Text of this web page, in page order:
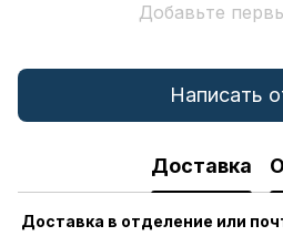
Добавьте
Написать
Доставка
Доставка в отделение или